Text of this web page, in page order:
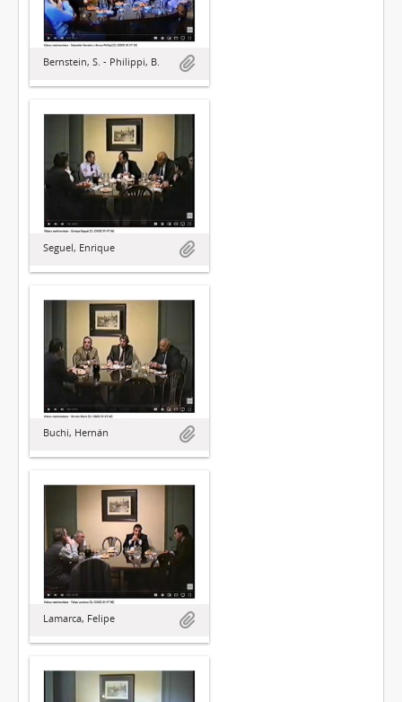
Bernstein, S. - Philippi, B.
Seguel, Enrique
Buchi, Hernán
Lamarca, Felipe